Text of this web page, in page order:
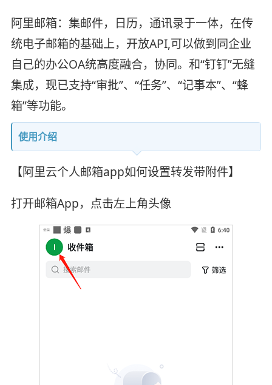
阿里邮箱：集邮件，日历，通讯录于一体，在传
统电子邮箱的基础上，开放API,可以做到同企业
自己的办公OA统高度融合，协同。和“钉钉”无缝
集成，现已支持“审批”、“任务”、“记事本”、“蜂
箱”等功能。
使用介绍
【阿里云个人邮箱app如何设置转发带附件】
打开邮箱App，点击左上角头像